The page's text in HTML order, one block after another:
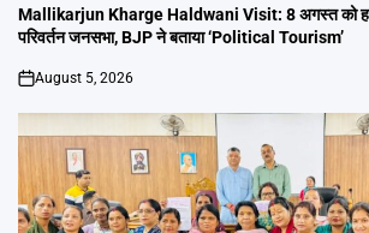
IN
Mallikarjun Kharge Haldwani Visit: 8 अगस्त को
परिवर्तन जनसभा, BJP ने बताया ‘Political Tourism’
on
August 5, 2026